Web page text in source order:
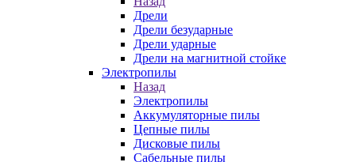
Дрели
Дрели безударные
Дрели ударные
Дрели на магнитной стойке
Электропилы
Назад
Электропилы
Аккумуляторные пилы
Цепные пилы
Дисковые пилы
Сабельные пилы